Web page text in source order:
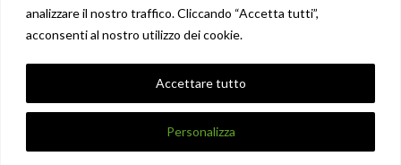
analizzare il nostro traffico. Cliccando “Accetta tutti”,
acconsenti al nostro utilizzo dei cookie.
Personalizza
Accettare tutto
Soddisfatti o rimborsati
14 giorni diritto di recesso facile
Condizioni di vendita